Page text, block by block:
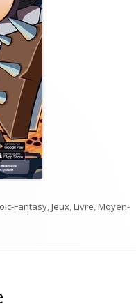
Fantasy,Jeux,Livre,Moyen-